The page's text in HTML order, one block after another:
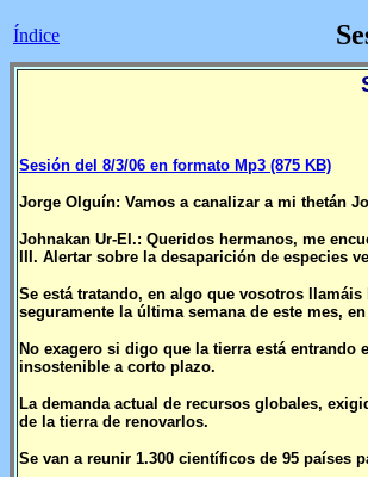
Índice
Sesión del 8/3/06 en formato Mp3 (875 KB)
Jorge Olguín: Vamos a canalizar a mi thetán
Johnakan Ur-El.: Queridos hermanos, me
III. Alertar sobre la desaparición de especies
Se está tratando, en algo que vosotros
seguramente la última semana de este mes,
No exagero si digo que la tierra está
insostenible a corto plazo.
La demanda actual de recursos globales,
de la tierra de renovarlos.
Se van a reunir 1.300 científicos de 95 países